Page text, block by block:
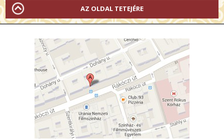
AZ OLDAL TETEJÉRE